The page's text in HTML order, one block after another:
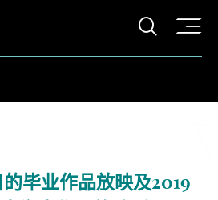
打开
毕业作品放映及2019